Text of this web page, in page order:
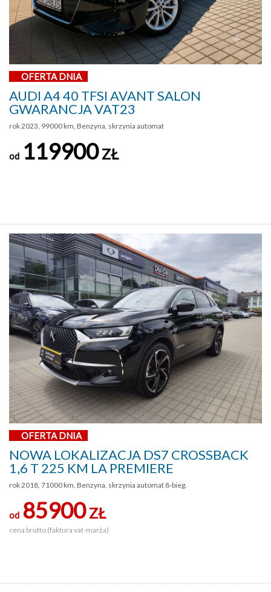
OFERTA DNIA
AUDI A4 40 TFSI AVANT SALON
GWARANCJA VAT23
rok 2023, 99000 km, Benzyna, skrzynia automat
od 119900ZŁ
OFERTA DNIA
NOWA LOKALIZACJA DS7 CROSSBACK
1,6 T 225 KM LA PREMIERE
rok 2018, 71000 km, Benzyna, skrzynia automat 8-bieg.
od 85900ZŁ
cena brutto (faktura vat-marża)